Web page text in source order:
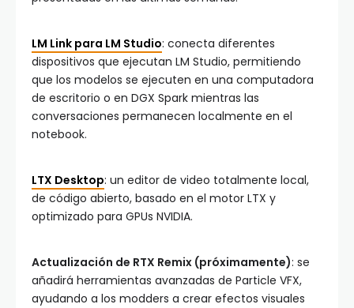
LM Link para LM Studio: conecta diferentes
dispositivos que ejecutan LM Studio, permitiendo
que los modelos se ejecuten en una computadora
de escritorio o en DGX Spark mientras las
conversaciones permanecen localmente en el
notebook.
LTX Desktop: un editor de video totalmente local,
de código abierto, basado en el motor LTX y
optimizado para GPUs NVIDIA.
Actualización de RTX Remix (próximamente): se
añadirá herramientas avanzadas de Particle VFX,
ayudando a los modders a crear efectos visuales